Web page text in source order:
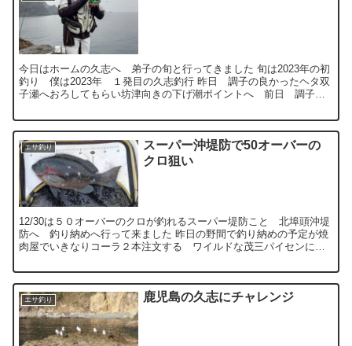
今日はホームの久志へ 弟子の旬と行ってきました 旬は2023年の初
釣り 僕は2023年 １発目の久志釣行 昨日 調子の良かったヘタ双
子瀬へおろしてもらい坊津向きの下げ潮ポイントへ 前日 調子良
エサ釣り
スーパー沖堤防で50オーバーの
クロ狙い
12/30は５０オーバーのクロが釣れるスーパー堤防こと 北埠頭沖堤
防へ 釣り納めへ行って来ました 昨日の野間で釣り納めの予定が焼
肉屋でいきなりコーラ２本注文する ワイルドな茂三パイセンに
エサ釣り 鹿児島の久志にチャレンジ